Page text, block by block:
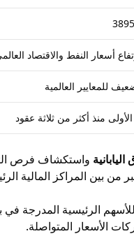
النفط والاقتصاد
واستكشاف فرص
من بين المراكز المالية
للأسهم الرئيسية المدرجة